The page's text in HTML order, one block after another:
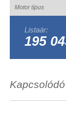
Motor típus
Listaár:
195